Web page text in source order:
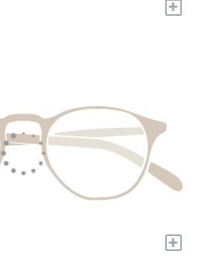
+
+